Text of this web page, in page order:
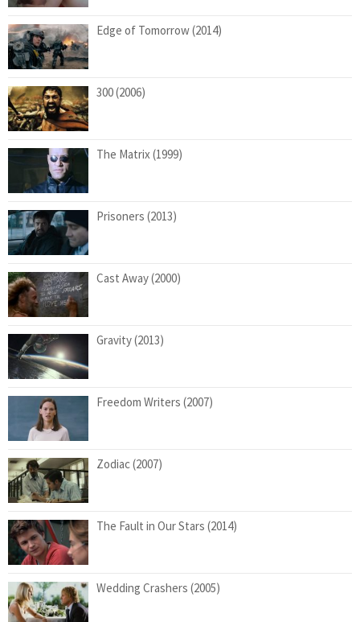
Edge of Tomorrow (2014)
300 (2006)
The Matrix (1999)
Prisoners (2013)
Cast Away (2000)
Gravity (2013)
Freedom Writers (2007)
Zodiac (2007)
The Fault in Our Stars (2014)
Wedding Crashers (2005)